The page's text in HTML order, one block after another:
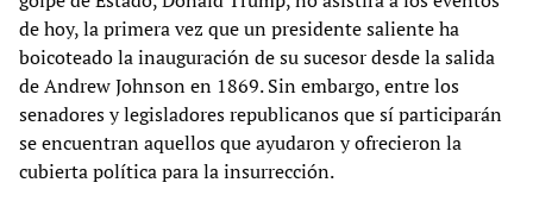
de hoy, la primera vez que un presidente saliente ha
boicoteado la inauguración de su sucesor desde la salida
de Andrew Johnson en 1869. Sin embargo, entre los
senadores y legisladores republicanos que sí participarán
se encuentran aquellos que ayudaron y ofrecieron la
cubierta política para la insurrección.